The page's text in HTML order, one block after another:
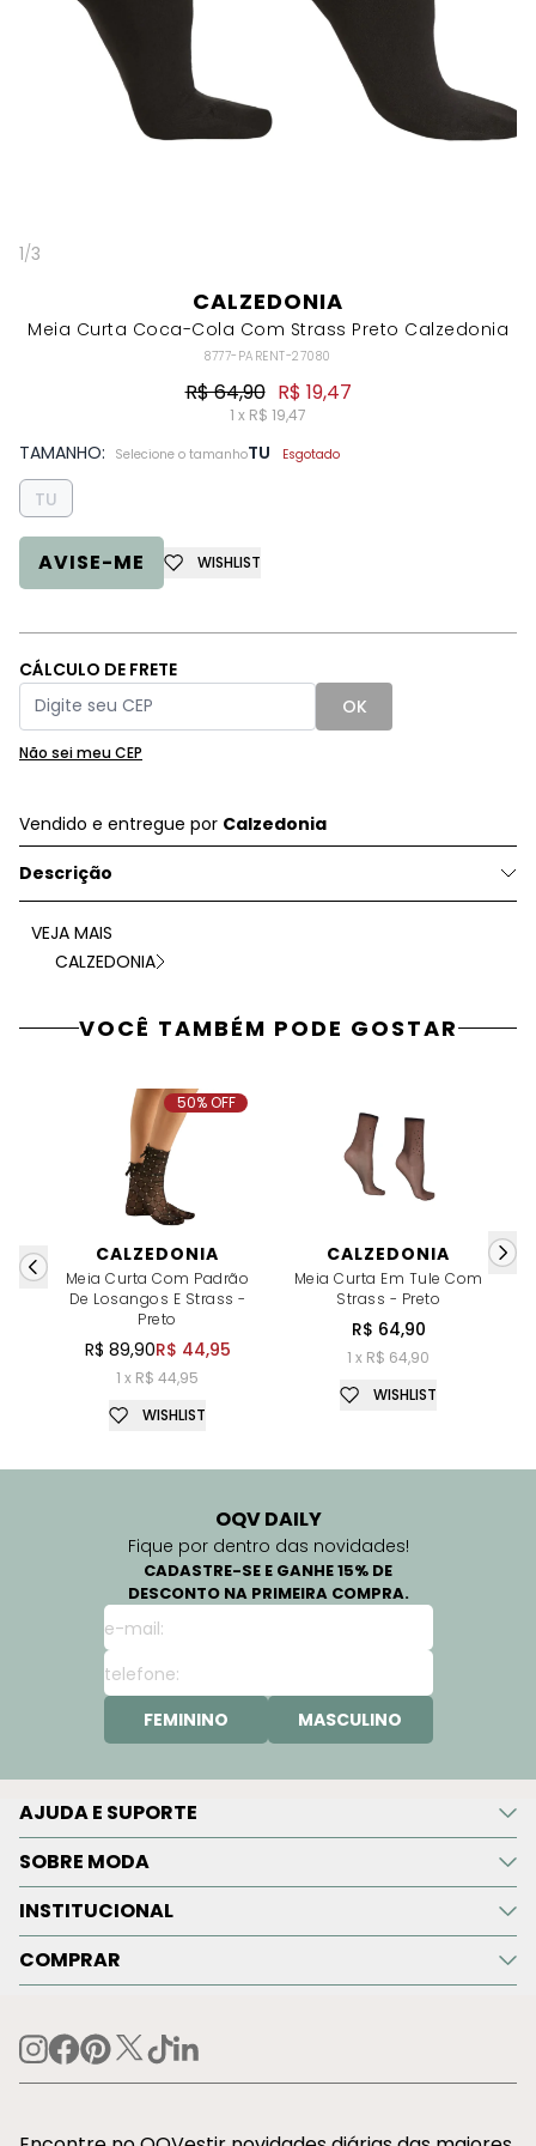
1/3
CALZEDONIA
Meia Curta Coca-Cola Com Strass Preto Calzedonia
8777-PARENT-27080
R$ 64,90 R$ 19,47
1 x R$ 19,47
TAMANHO: Selecione o tamanhoTU Esgotado
TU
AVISE-ME WISHLIST
CÁLCULO DE FRETE
OK
Não sei meu CEP
Vendido e entregue por Calzedonia
Descrição
VEJA MAIS
CALZEDONIA
VOCÊ TAMBÉM PODE GOSTAR
CALZEDONIA
Meia Curta Com Padrão
De Losangos E Strass -
Preto
R$ 89,90R$ 44,95
1 x R$ 44,95
50% OFF
WISHLIST
CALZEDONIA
Meia Curta Em Tule Com
Strass - Preto
R$ 64,90
1 x R$ 64,90
WISHLIST
OQV DAILY
Fique por dentro das novidades!
CADASTRE-SE E GANHE 15% DE
DESCONTO NA PRIMEIRA COMPRA.
FEMININO MASCULINO
AJUDA E SUPORTE
SOBRE MODA
INSTITUCIONAL
COMPRAR